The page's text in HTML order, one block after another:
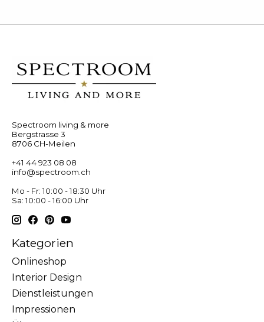
Spectroom living & more
Bergstrasse 3
8706 CH-Meilen
+41 44 923 08 08
info@spectroom.ch
Mo - Fr: 10:00 - 18:30 Uhr
Sa: 10:00 - 16:00 Uhr
Kategorien
Onlineshop
Interior Design
Dienstleistungen
Impressionen